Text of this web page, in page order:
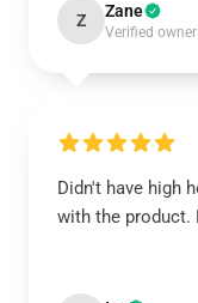
Z Zane
Verified owner
Didn't have high
with the product.